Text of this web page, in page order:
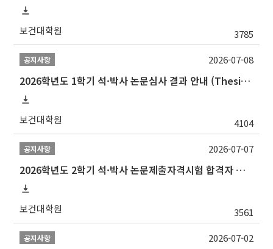
보건대학원 3785
공지사항
2026학년도 1학기 석·박사 논문심사 결과 안내 (Thesis Defense Result)
보건대학원 4104
2026-07-08
공지사항
2026학년도 2학기 석·박사 논문제출자격시험 합격자 공고(TSQ Exam Result)
보건대학원 3561
2026-07-07
공지사항 2026-07-02